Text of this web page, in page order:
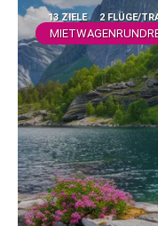
13 ZIELE 2 FLÜGE/